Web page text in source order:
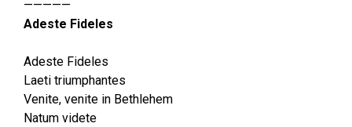
—————
Adeste Fideles
Adeste Fideles
Laeti triumphantes
Venite, venite in Bethlehem
Natum videte